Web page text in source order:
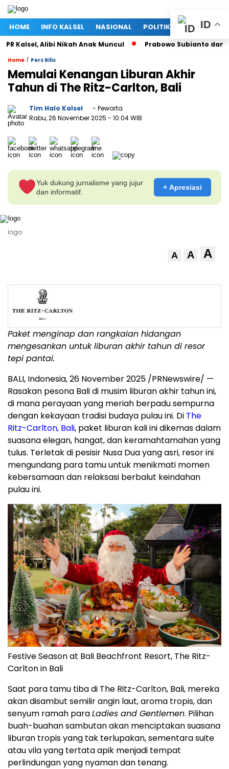
HOME INFO KALSEL NASIONAL POLITIK EKONOMI
Kalsel, Alibi Nikah Anak Muncul Prabowo Subianto dan
Home / Pers Rilis
Memulai Kenangan Liburan Akhir
Tahun di The Ritz-Carlton, Bali
Tim Halo Kalsel
- Pewarta
Rabu, 26 November 2025 - 10:04 WIB
Yuk dukung jurnalisme yang jujur
dan informatif.
+ Apresiasi
logo
A A A
Paket menginap dan rangkaian hidangan
mengesankan untuk liburan akhir tahun di resor
tepi pantai.
BALI, Indonesia,26 November 2025 /PRNewswire/ —
Rasakan pesona Balidi musim liburan akhir tahun ini,
di mana perayaan yang meriah berpadu sempurna
dengan kekayaan tradisi budaya pulau ini. Di The
Ritz-Carlton, Bali, paket liburan kali ini dikemas dalam
suasana elegan, hangat, dan keramahtamahan yang
tulus. Terletak di pesisir Nusa Duayang asri, resor ini
mengundang para tamu untuk menikmati momen
kebersamaan dan relaksasi berbalut keindahan
pulau ini.
Festive Season at Bali Beachfront Resort, The Ritz-
Carlton in Bali
Saat para tamu tiba di The Ritz-Carlton, Bali, mereka
akan disambut semilir angin laut, aroma tropis, dan
senyum ramah paraLadies and Gentlemen. Pilihan
buah-buahan sambutan akan menciptakan suasana
liburan tropis yang tak terlupakan, sementara suite
atau vila yang tertata apik menjadi tempat
perlindungan yang nyaman dan tenang.
ID